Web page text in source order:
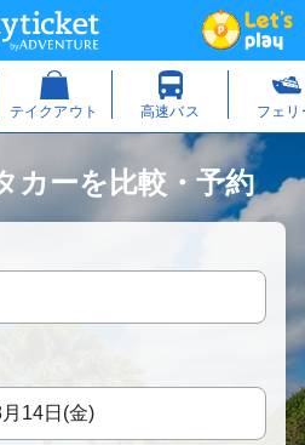
カーを比較・予約